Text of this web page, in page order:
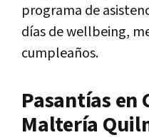
programa de
días de wellbeing,
cumpleaños.
Pasantías en
Maltería